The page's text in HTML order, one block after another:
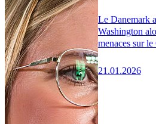
Le Danemark
Washington
menaces sur
21.01.2026